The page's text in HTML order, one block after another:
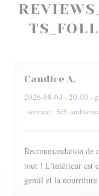
Candice A
2026-08-04 - 20:00 -
service : 5/5
Recommandation de
tout ! L'intérieur est
gentil et la